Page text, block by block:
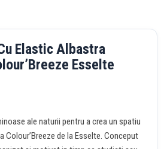
Elastic Albastra
Esselte
ale naturii pentru a crea un spatiu
Colour’Breeze de la Esselte. Conceput